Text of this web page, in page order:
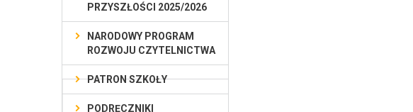
PRZYSZŁOŚCI 2025/2026
NARODOWY PROGRAM
ROZWOJU CZYTELNICTWA
PATRON SZKOŁY
PODRĘCZNIKI